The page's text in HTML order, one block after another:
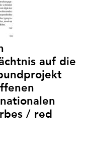
auf die
/ red